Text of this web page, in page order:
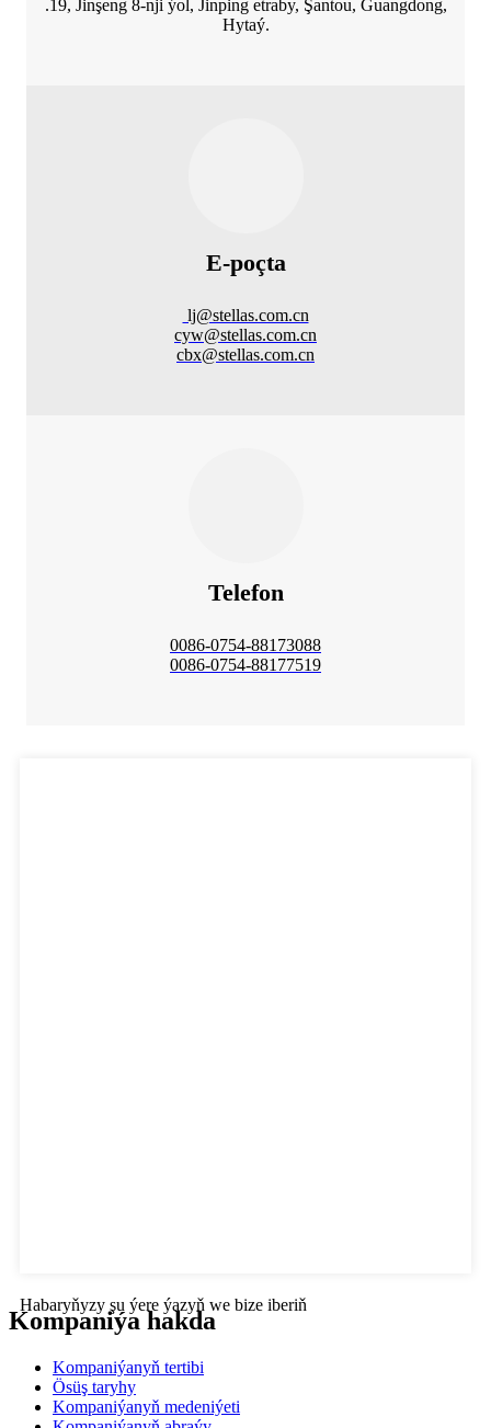
.19, Jinşeng 8-nji ýol, Jinping etraby, Şantou, Guangdong,
Hytaý.
E-poçta
lj@stellas.com.cn
cyw@stellas.com.cn
cbx@stellas.com.cn
Telefon
0086-0754-88173088
0086-0754-88177519
Habaryňyzy şu ýere ýazyň we bize iberiň
Kompaniýa hakda
Kompaniýanyň tertibi
Ösüş taryhy
Kompaniýanyň medeniýeti